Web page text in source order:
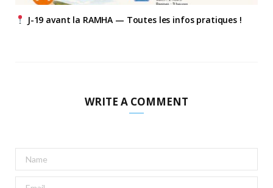
J-19 avant la RAMHA — Toutes les infos pratiques !
WRITE A COMMENT
l